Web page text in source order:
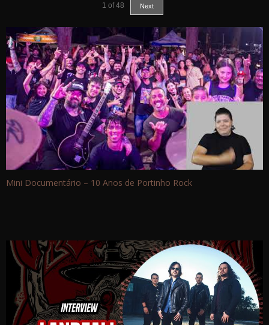
1 of 48 Next
Mini Documentário – 10 Anos de Portinho Rock